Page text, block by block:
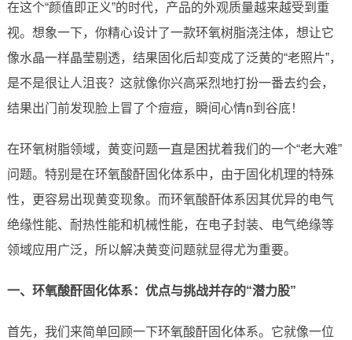
在这个“颜值即正义”的时代，产品的外观质量越来越受到重
视。想象一下，你精心设计了一款环氧树脂浇注体，想让它
像水晶一样晶莹剔透，结果固化后却变成了泛黄的“老照片”，
是不是很让人沮丧？这就像你兴高采烈地打扮一番去约会，
结果出门前发现脸上冒了个痘痘，瞬间心情n到谷底！
在环氧树脂领域，黄变问题一直是困扰着我们的一个“老大难”
问题。特别是在环氧酸酐固化体系中，由于固化机理的特殊
性，更容易出现黄变现象。而环氧酸酐体系因其优异的电气
绝缘性能、耐热性能和机械性能，在电子封装、电气绝缘等
领域应用广泛，所以解决黄变问题就显得尤为重要。
一、环氧酸酐固化体系：优点与挑战并存的“潜力股”
首先，我们来简单回顾一下环氧酸酐固化体系。它就像一位